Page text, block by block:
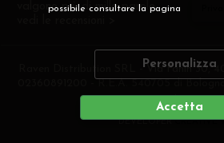
possibile consultare la pagina
Personalizza
Accetta
valgono più di mille parole
Raven Distribution SRL - Via Fanin 30,
i.v
DEVELOPERCREATIVE